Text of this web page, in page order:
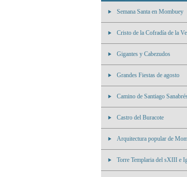
Semana Santa en Mombuey
Cristo de la Cofradía de la
Gigantes y Cabezudos
Grandes Fiestas de agosto
Camino de Santiago
Castro del Buracote
Arquitectura popular de
Torre Templaria del sXIII e